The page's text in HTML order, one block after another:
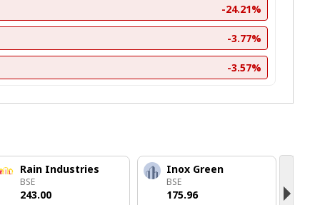
-24.21%
-3.77%
-3.57%
Rain Industries
BSE
₹243.00
Inox Green
BSE
₹175.96